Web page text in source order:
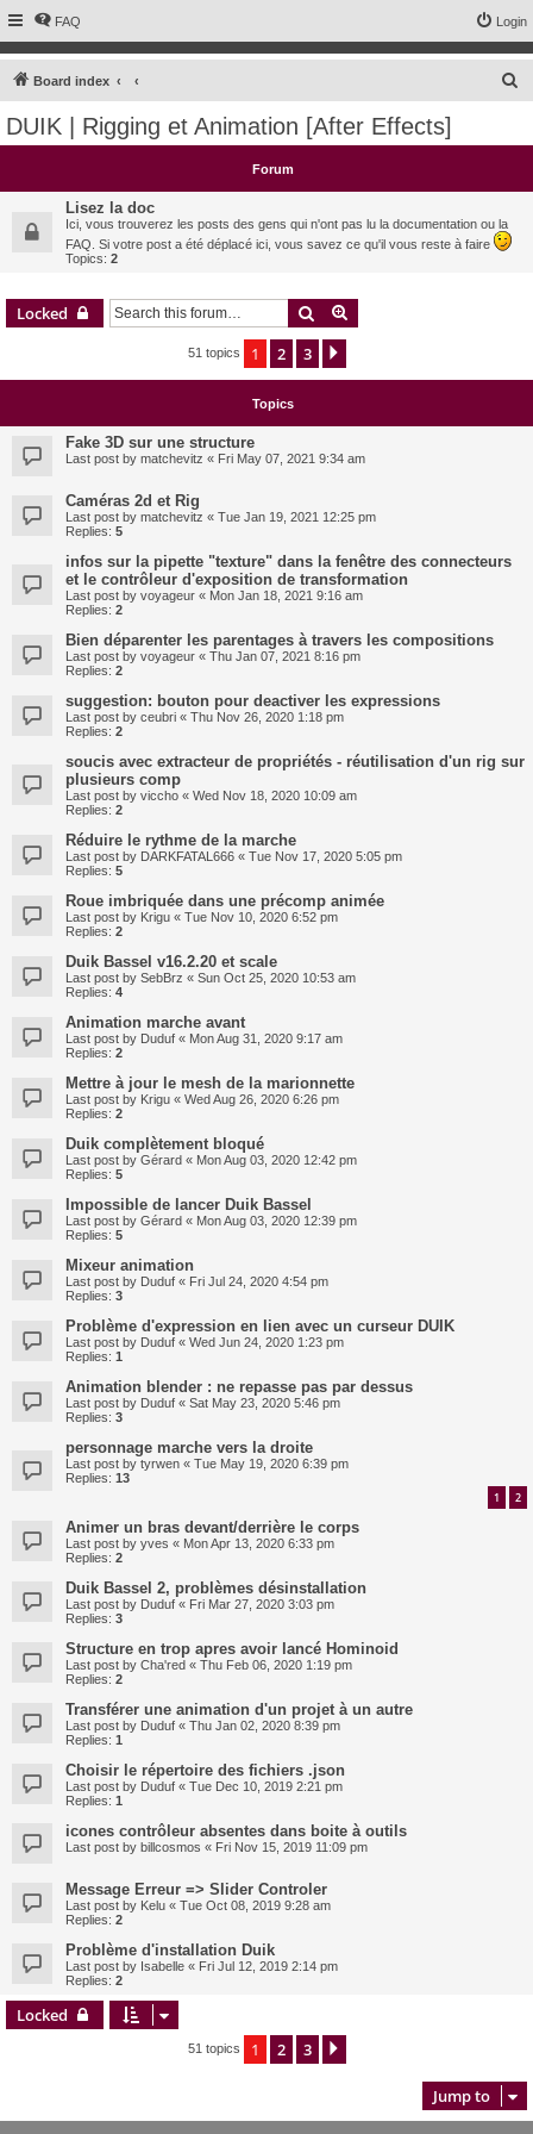
FAQ Login
Board index
c
DUIK | Rigging et Animation [After Effects]
Forum
Lisez la doc
Ici, vous trouverez les posts des gens qui n'ont pas lu la documentation ou la
FAQ. Si votre post a été déplacé ici, vous savez ce qu'il vous reste à faire
Topics: 2
Locked Search
51 topics 1 2 3
Topics
Fake 3D sur une structure
Last post by matchevitz « Fri May 07, 2021 9:34 am
Caméras 2d et Rig
Last post by matchevitz « Tue Jan 19, 2021 12:25 pm
Replies: 5
infos sur la pipette "texture" dans la fenêtre des connecteurs
et le contrôleur d'exposition de transformation
Last post by voyageur « Mon Jan 18, 2021 9:16 am
Replies: 2
Bien déparenter les parentages à travers les compositions
Last post by voyageur « Thu Jan 07, 2021 8:16 pm
Replies: 2
suggestion: bouton pour deactiver les expressions
Last post by ceubri « Thu Nov 26, 2020 1:18 pm
Replies: 2
soucis avec extracteur de propriétés - réutilisation d'un rig sur
plusieurs comp
Last post by viccho « Wed Nov 18, 2020 10:09 am
Replies: 2
Réduire le rythme de la marche
Last post by DARKFATAL666 « Tue Nov 17, 2020 5:05 pm
Replies: 5
Roue imbriquée dans une précomp animée
Last post by Krigu « Tue Nov 10, 2020 6:52 pm
Replies: 2
Duik Bassel v16.2.20 et scale
Last post by SebBrz « Sun Oct 25, 2020 10:53 am
Replies: 4
Animation marche avant
Last post by Duduf « Mon Aug 31, 2020 9:17 am
Replies: 2
Mettre à jour le mesh de la marionnette
Last post by Krigu « Wed Aug 26, 2020 6:26 pm
Replies: 2
Duik complètement bloqué
Last post by Gérard « Mon Aug 03, 2020 12:42 pm
Replies: 5
Impossible de lancer Duik Bassel
Last post by Gérard « Mon Aug 03, 2020 12:39 pm
Replies: 5
Mixeur animation
Last post by Duduf « Fri Jul 24, 2020 4:54 pm
Replies: 3
Problème d'expression en lien avec un curseur DUIK
Last post by Duduf « Wed Jun 24, 2020 1:23 pm
Replies: 1
Animation blender : ne repasse pas par dessus
Last post by Duduf « Sat May 23, 2020 5:46 pm
Replies: 3
personnage marche vers la droite
Last post by tyrwen « Tue May 19, 2020 6:39 pm
Replies: 13
1 2
Animer un bras devant/derrière le corps
Last post by yves « Mon Apr 13, 2020 6:33 pm
Replies: 2
Duik Bassel 2, problèmes désinstallation
Last post by Duduf « Fri Mar 27, 2020 3:03 pm
Replies: 3
Structure en trop apres avoir lancé Hominoid
Last post by Cha'red « Thu Feb 06, 2020 1:19 pm
Replies: 2
Transférer une animation d'un projet à un autre
Last post by Duduf « Thu Jan 02, 2020 8:39 pm
Replies: 1
Choisir le répertoire des fichiers .json
Last post by Duduf « Tue Dec 10, 2019 2:21 pm
Replies: 1
icones contrôleur absentes dans boite à outils
Last post by billcosmos « Fri Nov 15, 2019 11:09 pm
Message Erreur => Slider Controler
Last post by Kelu « Tue Oct 08, 2019 9:28 am
Replies: 2
Problème d'installation Duik
Last post by Isabelle « Fri Jul 12, 2019 2:14 pm
Replies: 2
Locked
51 topics 1 2 3
Jump to